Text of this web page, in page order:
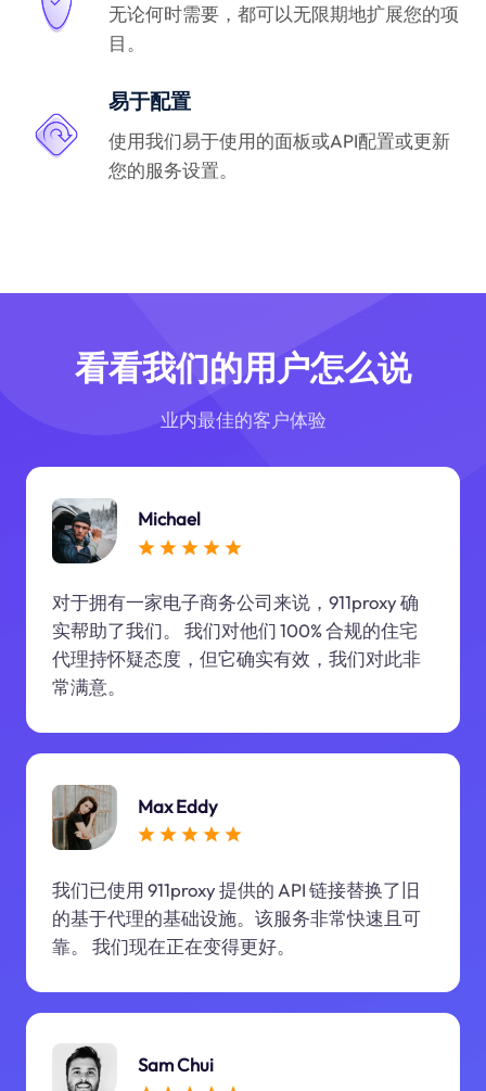
无论何时需要，都可以无限期地扩展您的项
目。
易于配置
使用我们易于使用的面板或API配置或更新
您的服务设置。
看看我们的用户怎么说
业内最佳的客户体验
Michael
对于拥有一家电子商务公司来说，911proxy 确
实帮助了我们。 我们对他们 100% 合规的住宅
代理持怀疑态度，但它确实有效，我们对此非
常满意。
Max Eddy
我们已使用 911proxy 提供的 API 链接替换了旧
的基于代理的基础设施。该服务非常快速且可
靠。 我们现在正在变得更好。
Sam Chui